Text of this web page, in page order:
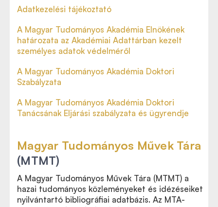
Adatkezelési tájékoztató
A Magyar Tudományos Akadémia Elnökének
határozata az Akadémiai Adattárban kezelt
személyes adatok védelméről
A Magyar Tudományos Akadémia Doktori
Szabályzata
A Magyar Tudományos Akadémia Doktori
Tanácsának Eljárási szabályzata és ügyrendje
Magyar Tudományos Művek Tára
(MTMT)
A Magyar Tudományos Művek Tára (MTMT) a
hazai tudományos közleményeket és idézéseiket
nyilvántartó bibliográfiai adatbázis. Az MTA-